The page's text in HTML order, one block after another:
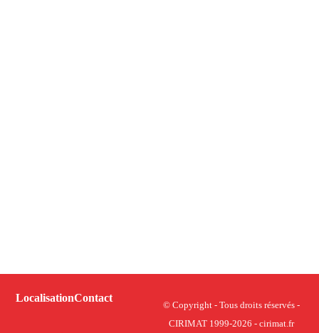
LocalisationContact
© Copyright - Tous droits réservés -
CIRIMAT 1999-2026 - cirimat.fr